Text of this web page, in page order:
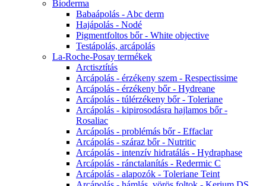
Bioderma
Babaápolás - Abc derm
Hajápolás - Nodé
Pigmentfoltos bőr - White objective
Testápolás, arcápolás
La-Roche-Posay termékek
Arctisztítás
Arcápolás - érzékeny szem - Respectissime
Arcápolás - érzékeny bőr - Hydreane
Arcápolás - túlérzékeny bőr - Toleriane
Arcápolás - kipirosodásra hajlamos bőr -
Rosaliac
Arcápolás - problémás bőr - Effaclar
Arcápolás - száraz bőr - Nutritic
Arcápolás - intenzív hidratálás - Hydraphase
Arcápolás - ránctalanítás - Redermic C
Arcápolás - alapozók - Toleriane Teint